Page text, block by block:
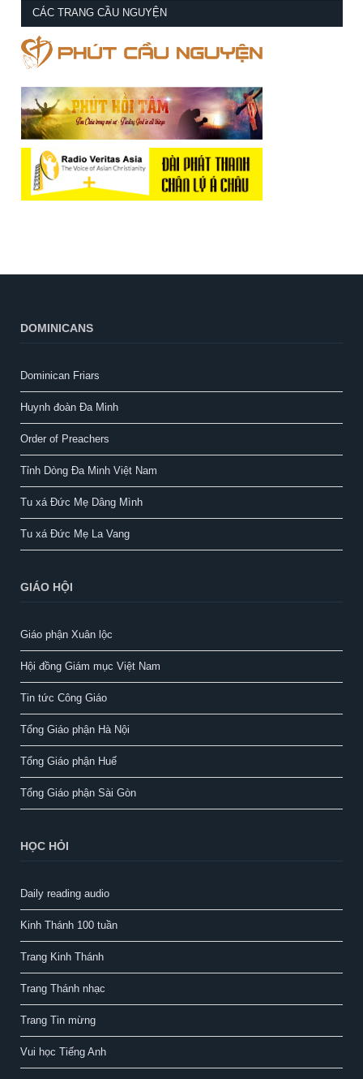
CÁC TRANG CẦU NGUYỆN
DOMINICANS
Dominican Friars
Huynh đoàn Đa Minh
Order of Preachers
Tỉnh Dòng Đa Minh Việt Nam
Tu xá Đức Mẹ Dâng Mình
Tu xá Đức Mẹ La Vang
GIÁO HỘI
Giáo phận Xuân lộc
Hội đồng Giám mục Việt Nam
Tin tức Công Giáo
Tổng Giáo phận Hà Nội
Tổng Giáo phận Huế
Tổng Giáo phận Sài Gòn
HỌC HỎI
Daily reading audio
Kinh Thánh 100 tuần
Trang Kinh Thánh
Trang Thánh nhạc
Trang Tin mừng
Vui học Tiếng Anh